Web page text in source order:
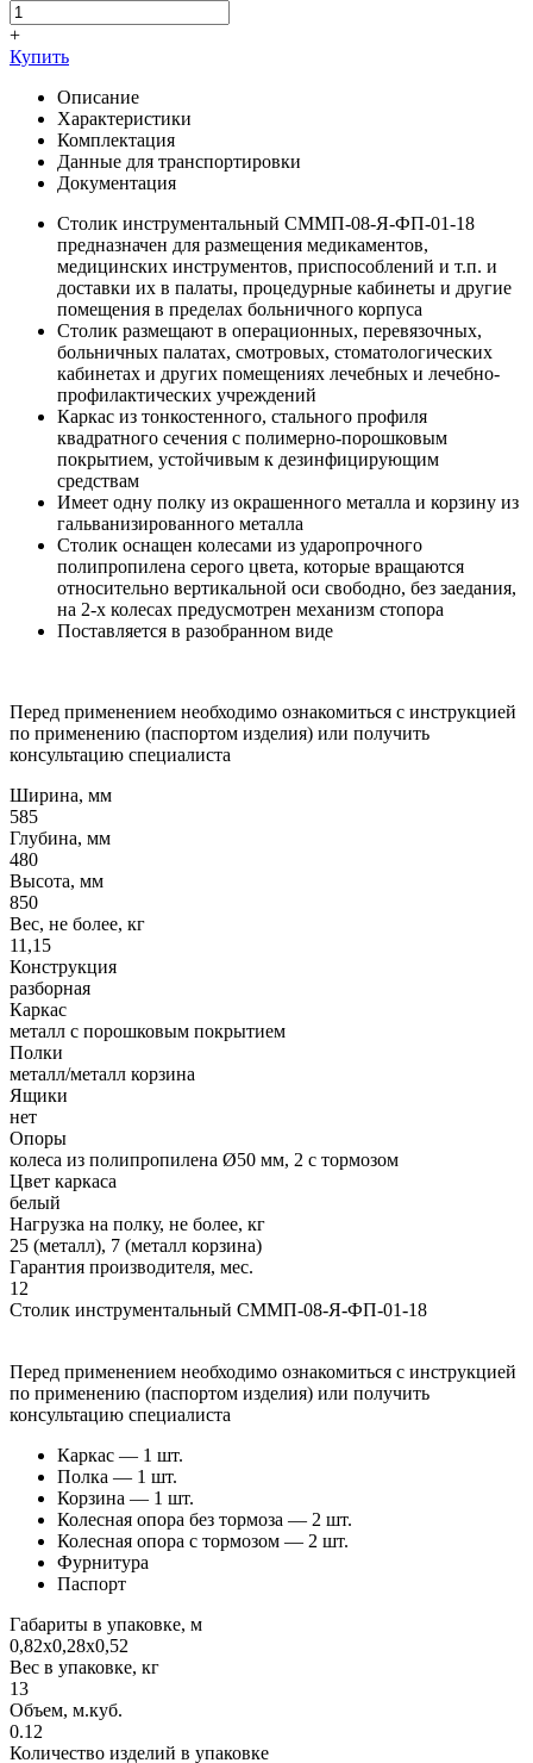
+
Купить
Описание
Характеристики
Комплектация
Данные для транспортировки
Документация
Столик инструментальный СММП-08-Я-ФП-01-18
предназначен для размещения медикаментов,
медицинских инструментов, приспособлений и т.п. и
доставки их в палаты, процедурные кабинеты и другие
помещения в пределах больничного корпуса
Столик размещают в операционных, перевязочных,
больничных палатах, смотровых, стоматологических
кабинетах и других помещениях лечебных и лечебно-
профилактических учреждений
Каркас из тонкостенного, стального профиля
квадратного сечения с полимерно-порошковым
покрытием, устойчивым к дезинфицирующим
средствам
Имеет одну полку из окрашенного металла и корзину из
гальванизированного металла
Столик оснащен колесами из ударопрочного
полипропилена серого цвета, которые вращаются
относительно вертикальной оси свободно, без заедания,
на 2-х колесах предусмотрен механизм стопора
Поставляется в разобранном виде
Перед применением необходимо ознакомиться с инструкцией
по применению (паспортом изделия) или получить
консультацию специалиста
Ширина, мм
585
Глубина, мм
480
Высота, мм
850
Вес, не более, кг
11,15
Конструкция
разборная
Каркас
металл с порошковым покрытием
Полки
металл/металл корзина
Ящики
нет
Опоры
колеса из полипропилена Ø50 мм, 2 с тормозом
Цвет каркаса
белый
Нагрузка на полку, не более, кг
25 (металл), 7 (металл корзина)
Гарантия производителя, мес.
12
Столик инструментальный СММП-08-Я-ФП-01-18
Перед применением необходимо ознакомиться с инструкцией
по применению (паспортом изделия) или получить
консультацию специалиста
Каркас — 1 шт.
Полка — 1 шт.
Корзина — 1 шт.
Колесная опора без тормоза — 2 шт.
Колесная опора с тормозом — 2 шт.
Фурнитура
Паспорт
Габариты в упаковке, м
0,82х0,28х0,52
Вес в упаковке, кг
13
Объем, м.куб.
0.12
Количество изделий в упаковке